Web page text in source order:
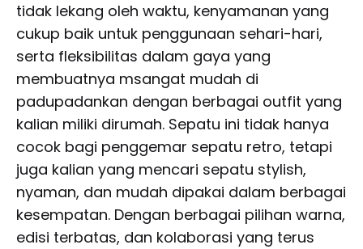
tidak lekang oleh waktu, kenyamanan yang
cukup baik untuk penggunaan sehari-hari,
serta fleksibilitas dalam gaya yang
membuatnya msangat mudah di
padupadankan dengan berbagai outfit yang
kalian miliki dirumah. Sepatu ini tidak hanya
cocok bagi penggemar sepatu retro, tetapi
juga kalian yang mencari sepatu stylish,
nyaman, dan mudah dipakai dalam berbagai
kesempatan. Dengan berbagai pilihan warna,
edisi terbatas, dan kolaborasi yang terus